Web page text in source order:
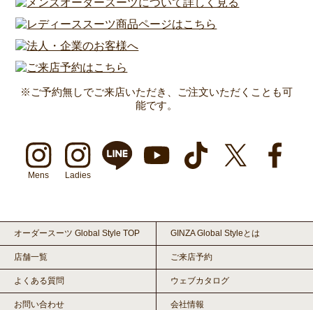
※ご予約無しでご来店いただき、ご注文いただくことも可
能です。
Mens Ladies
オーダースーツ Global Style TOP GINZA Global Styleとは
店舗一覧 ご来店予約
よくある質問 ウェブカタログ
お問い合わせ 会社情報